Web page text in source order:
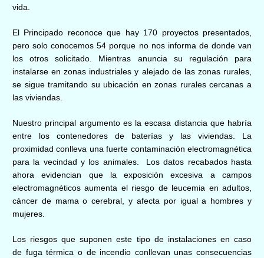
vida
El Principado reconoce que hay 170 proyectos presentados,
pero solo conocemos 54 porque no nos informa de donde van
los otros solicitado. Mientras anuncia su regulación para
instalarse en zonas industriales y alejado de las zonas rurales,
se sigue tramitando su ubicación en zonas rurales cercanas a
las viviendas.
Nuestro principal argumento es la escasa distancia que habría
entre los contenedores de baterías y las viviendas. La
proximidad conlleva una fuerte contaminación electromagnética
para la vecindad y los animales. Los datos recabados hasta
ahora evidencian que la exposición excesiva a campos
electromagnéticos aumenta el riesgo de leucemia en adultos,
cáncer de mama o cerebral, y afecta por igual a hombres y
mujeres.
Los riesgos que suponen este tipo de instalaciones en caso
de fuga térmica o de incendio conllevan unas consecuencias